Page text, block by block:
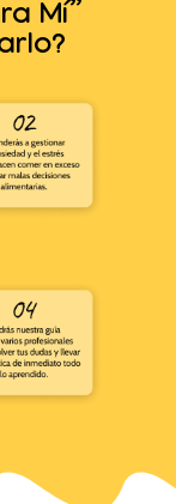
Mí”